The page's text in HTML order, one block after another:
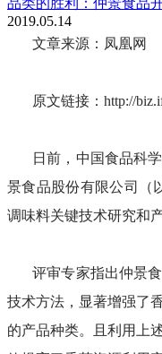
2019.05.14
文章来源：凤凰网
原文链接：http://
日前，中国食品科
景食品股份有限公司（
调味料关键技术研究和
评审专家指出仲景
技术方法，显著增强了
的产品种类。且利用上